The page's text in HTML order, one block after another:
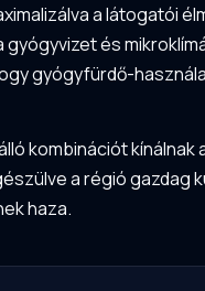
a látogatói
és
gyógyfürdő-
kombinációt
a régió
haza.